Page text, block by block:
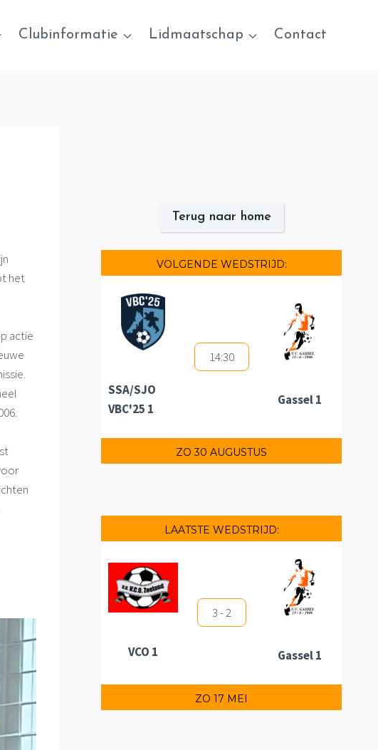
Clubinformatie Lidmaatschap Contact
het
actie
Terug naar home
VOLGENDE WEDSTRIJD:
SSA/SJO
VBC'25 1
14:30
Gassel 1
ZO 30 AUGUSTUS
LAATSTE WEDSTRIJD:
VCO 1
3 - 2
Gassel 1
ZO 17 MEI